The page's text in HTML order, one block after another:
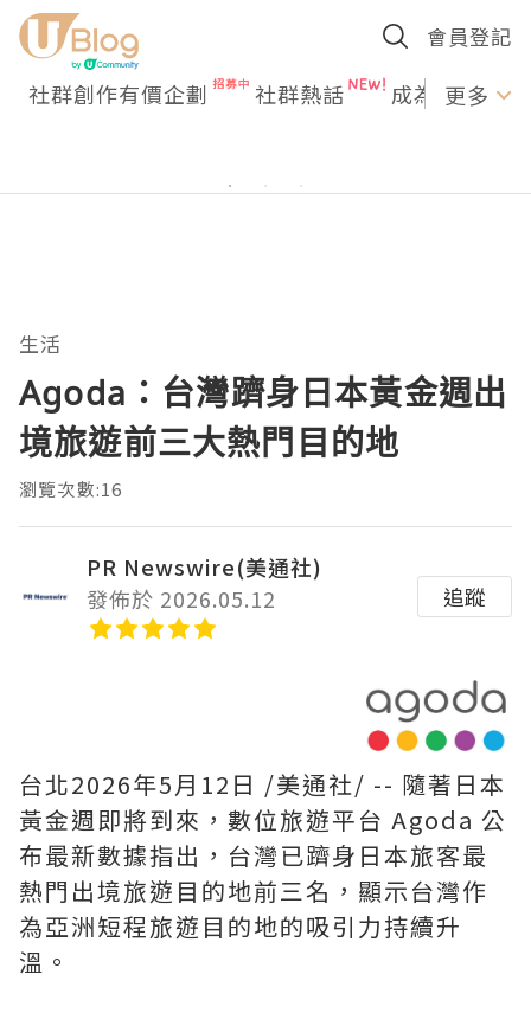
會員登記
社群創作有價企劃 社群熱話 成為U更多
生活
Agoda：台灣躋身日本黃金週出
境旅遊前三大熱門目的地
瀏覽次數:16
PR Newswire(美通社)
發佈於 2026.05.12
追蹤
台北2026年5月12日 /美通社/ -- 隨著日本
黃金週即將到來，數位旅遊平台 Agoda 公
布最新數據指出，台灣已躋身日本旅客最
熱門出境旅遊目的地前三名，顯示台灣作
為亞洲短程旅遊目的地的吸引力持續升
溫。